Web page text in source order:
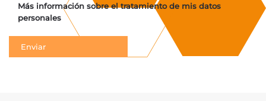
Más información sobre el tratamiento de mis datos
personales